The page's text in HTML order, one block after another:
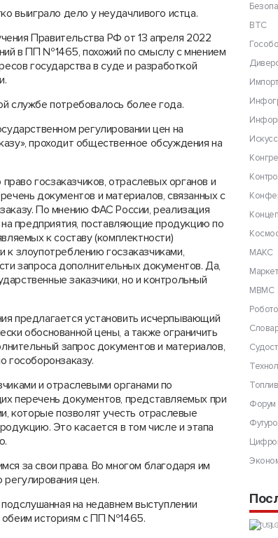
выиграло дело у неудачливого истца.
Правительства РФ от 13 апреля 2022
в ПП №1465, похожий по смыслу с мнением
государства в суде и разработкой
службе потребовалось более года.
регулировании цен на
проходит общественное обсуждения на
госзаказчиков, отраслевых органов и
документов и материалов, связанных с
По мнению ФАС России, реализация
предприятия, поставляющие продукцию по
к составу (комплектности)
злоупотреблению госзаказчиками,
запроса дополнительных документов. Да,
заказчики, но и контрольный
предлагается установить исчерпывающий
обоснованной цены, а также ограничить
запрос документов и материалов,
гособоронзаказу.
и отраслевыми органами по
перечень документов, представляемых при
которые позволят учесть отраслевые
Это касается в том числе и этапа
за свои права. Во многом благодаря им
цен.
на недавнем выступлении
обеим историям с ПП №1465.
ВТС
МАКС
МВМС
Форум